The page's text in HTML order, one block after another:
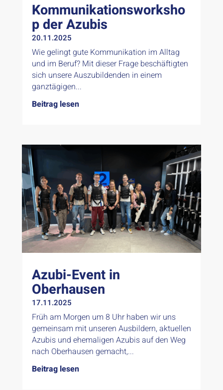
Kommunikationsworksho
p der Azubis
20.11.2025
Wie gelingt gute Kommunikation im Alltag
und im Beruf? Mit dieser Frage beschäftigten
sich unsere Auszubildenden in einem
ganztägigen...
Beitrag lesen
Azubi-Event in
Oberhausen
17.11.2025
Früh am Morgen um 8 Uhr haben wir uns
gemeinsam mit unseren Ausbildern, aktuellen
Azubis und ehemaligen Azubis auf den Weg
nach Oberhausen gemacht,...
Beitrag lesen